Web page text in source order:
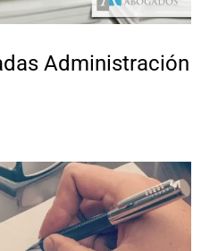
Administración